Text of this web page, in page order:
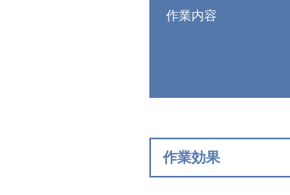
作業内容
作業効果